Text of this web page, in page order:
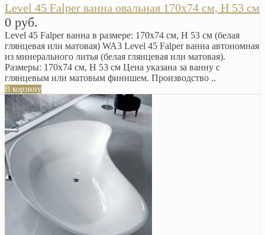
Level 45 Falper ванна овальная 170х74 см, H 53 см
0 руб.
Level 45 Falper ванна в размере: 170х74 см, H 53 см (белая
глянцевая или матовая) WA3 Level 45 Falper ванна автономная
из минерального литья (белая глянцевая или матовая).
Размеры: 170х74 см, H 53 см Цена указана за ванну с
глянцевым или матовым финишем. Производство ..
В корзину